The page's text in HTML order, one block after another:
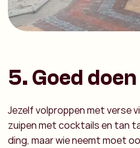
5. Goed doen
Jezelf volproppen met verse
zuipen met cocktails en tan
ding, maar wie neemt moet